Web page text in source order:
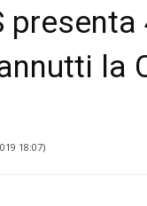
presenta
la
18:07)